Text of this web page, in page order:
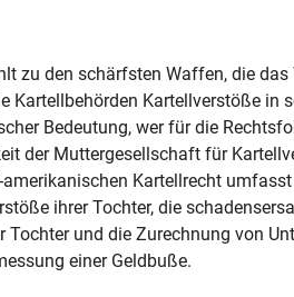
zu den schärfsten Waffen, die
Kartellbehörden Kartellverstöße in
Bedeutung, wer für die
der Muttergesellschaft für
amerikanischen Kartellrecht
ihrer Tochter, die
Tochter und die Zurechnung von
einer Geldbuße.